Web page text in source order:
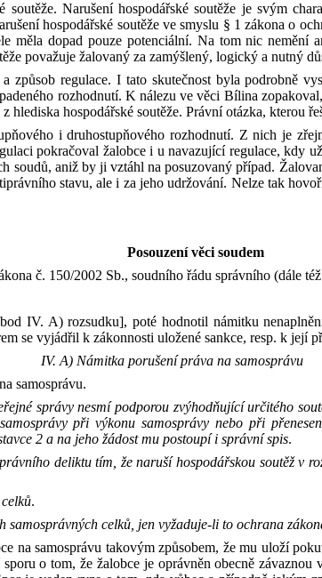
Narušení hospodářské soutěže je svým
hospodářské soutěže ve smyslu § 1 zákona o
měla dopad pouze potenciální. Na tom nic
považuje žalovaný za zamýšlený, logický a nutný
způsob regulace. I tato skutečnost byla podrobně
rozhodnutí. K nálezu ve věci Bílina
z hlediska hospodářské soutěže. Právní otázka, kterou
i druhostupňového rozhodnutí. Z nich je
pokračoval žalobce i u navazující regulace, kdy
soudů, aniž by ji vztáhl na posuzovaný případ.
stavu, ale i za jeho udržování. Nelze tak
Posouzení věci soudem
č. 150/2002 Sb., soudního řádu správního (dále též
IV. A) rozsudku], poté hodnotil námitku
se vyjádřil k zákonnosti uložené sankce, resp. k její
IV. A) Námitka porušení práva na samosprávu
samosprávu.
správy nesmí podporou zvýhodňující určitého
při výkonu samosprávy nebo při
2 a na jeho žádost mu postoupí i správní spis.
deliktu tím, že naruší hospodářskou soutěž v
.
samosprávných celků, jen vyžaduje‑li to ochrana
na samosprávu takovým způsobem, že mu uloží
sporu o tom, že žalobce je oprávněn obecně závaznou